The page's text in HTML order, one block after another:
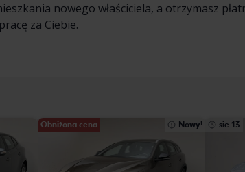
nowego właściciela, a otrzymasz
za Ciebie.
Obniżona cena Nowy! sie 13